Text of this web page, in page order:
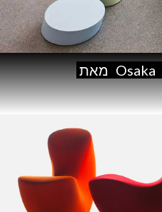
Osaka מאת